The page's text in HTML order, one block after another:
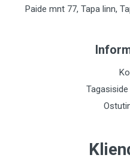
Paide mnt 77, Tapa linn,